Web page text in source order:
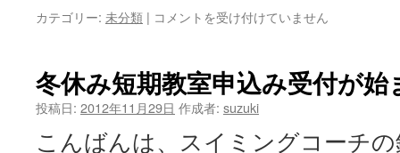
カテゴリー: 未分類 | 冬
短
期
教
コメントを受け付けていません
冬休み短期教室申込み受付が始
投稿日: 2012年11月29日 作成者: suzuki
こんばんは、スイミングコーチ